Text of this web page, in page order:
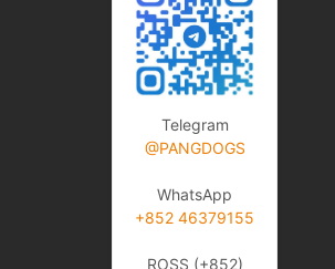
Telegram
@PANGDOGS
WhatsApp
+852 46379155
ROSS (+852)